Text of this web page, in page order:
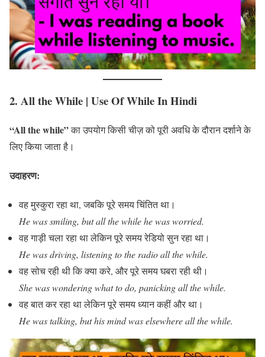
2. All the While | Use Of While In Hindi
“All the while”का उपयोग किसी चीज़ को पूरी अवधि के दौरान दर्शाने के
लिए किया जाता है।
उदाहरण:
वह मुस्कुरा रहा था, जबकि पूरे समय चिंतित था।
He was smiling, but all the while he was worried.
वह गाड़ी चला रहा था लेकिन पूरे समय रेडियो सुन रहा था।
He was driving, listening to the radio all the while.
वह सोच रही थी कि क्या करे, और पूरे समय घबरा रही थी।
She was wondering what to do, panicking all the while.
वह बात कर रहा था लेकिन पूरे समय ध्यान कहीं और था।
He was talking, but his mind was elsewhere all the while.